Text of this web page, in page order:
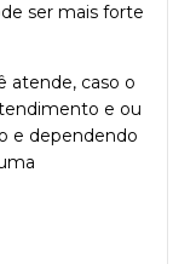
ser mais forte
atende, caso o
e ou
e dependendo